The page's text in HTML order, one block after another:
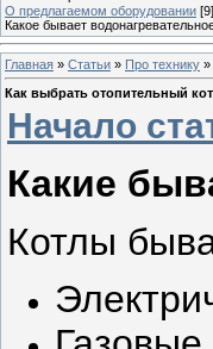
О предлагаемом оборудовании [9]
Какое бывает
Главная » Статьи » Про технику »
Как выбрать отопительный
Начало
Какие
Котлы